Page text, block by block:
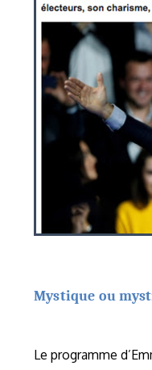
Mystique ou
Le programme